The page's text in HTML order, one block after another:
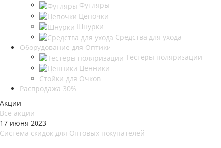
Футляры
Цепочки
Шнурки
Средства для ухода
Оборудование для Оптики
Тестеры поляризации
Ценники
Стойки для Очков
Распродажа 30%
Акции
Все акции
17 июня 2023
Система скидок для Оптовых покупателей